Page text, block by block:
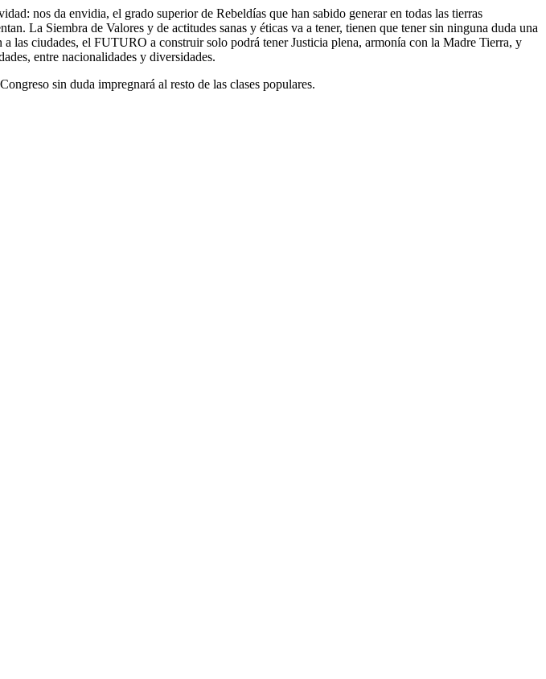
nos da envidia, el grado superior de Rebeldías que han sabido generar en todas las tierras
La Siembra de Valores y de actitudes sanas y éticas va a tener, tienen que tener sin ninguna duda una
las ciudades, el FUTURO a construir solo podrá tener Justicia plena, armonía con la Madre Tierra, y
entre nacionalidades y diversidades.
sin duda impregnará al resto de las clases populares.